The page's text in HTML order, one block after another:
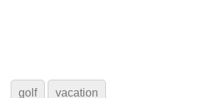
golf vacation